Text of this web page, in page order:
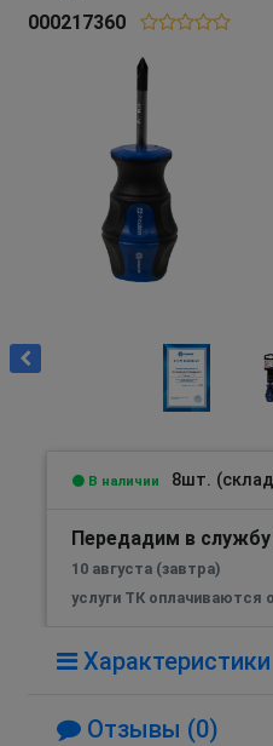
000217360
В наличии 8шт.
Передадим в
10 августа (завтра)
услуги ТК оплачиваются
Характеристики
Отзывы (0)